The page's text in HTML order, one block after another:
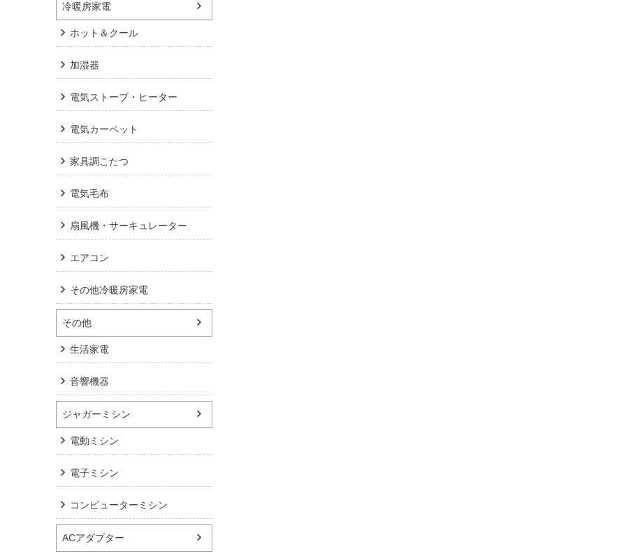
冷暖房家電
ホット＆クール
加湿器
電気ストーブ・ヒーター
電気カーペット
家具調こたつ
電気毛布
扇風機・サーキュレーター
エアコン
その他冷暖房家電
その他
生活家電
音響機器
ジャガーミシン
電動ミシン
電子ミシン
コンピューターミシン
ACアダプター